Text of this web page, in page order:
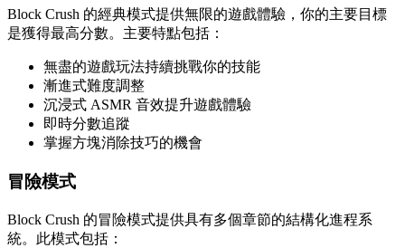
Block Crush 的經典模式提供無限的遊戲體驗，你的主要目標
是獲得最高分數。主要特點包括：
無盡的遊戲玩法持續挑戰你的技能
漸進式難度調整
沉浸式 ASMR 音效提升遊戲體驗
即時分數追蹤
掌握方塊消除技巧的機會
冒險模式
Block Crush 的冒險模式提供具有多個章節的結構化進程系
統。此模式包括：